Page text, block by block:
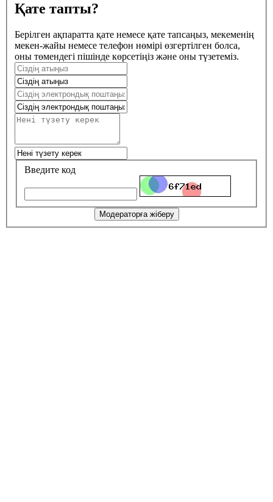
Қате тапты?
Берілген ақпаратта қате немесе қате тапсаңыз, мекеменің
мекен-жайы немесе телефон нөмірі өзгертілген болса,
оны төмендегі пішінде көрсетіңіз және оны түзетеміз.
Введите код
Модераторға жіберу